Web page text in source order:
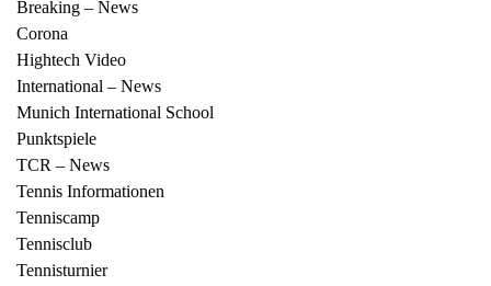
Breaking – News
Corona
Hightech Video
International – News
Munich International School
Punktspiele
TCR – News
Tennis Informationen
Tenniscamp
Tennisclub
Tennisturnier